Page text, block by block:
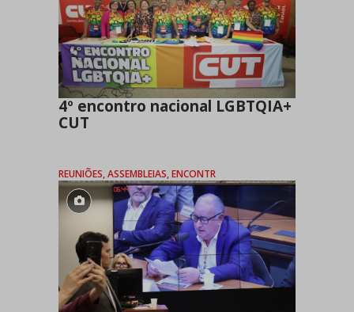
4º encontro nacional LGBTQIA+
CUT
REUNIÕES, ASSEMBLEIAS, ENCONTR